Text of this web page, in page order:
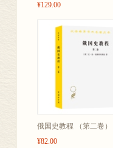
¥129.00
俄国史教程 （第二卷）
¥82.00